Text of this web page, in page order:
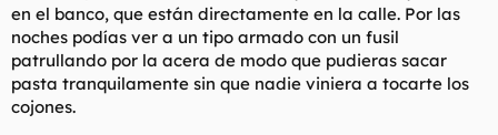
callejones muy chungos para ir a un almacén de falsificaciones
(normalmente los que te venden por la calle llevan un catálogo
de cosas y si estás interesado en comprar algo ellos te guían
hasta el almacén) y no me ha pasado nada de nada. No quiero
decir con esto que no haya que tomar las precaciones
pertinentes para cualquier viaje, pero sí decir que cuidan
en el banco, que están directamente en la calle. Por las
noches podías ver a un tipo armado con un fusil
patrullando por la acera de modo que pudieras sacar
pasta tranquilamente sin que nadie viniera a tocarte los
cojones.